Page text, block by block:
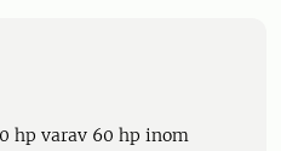
hp varav 60 hp inom